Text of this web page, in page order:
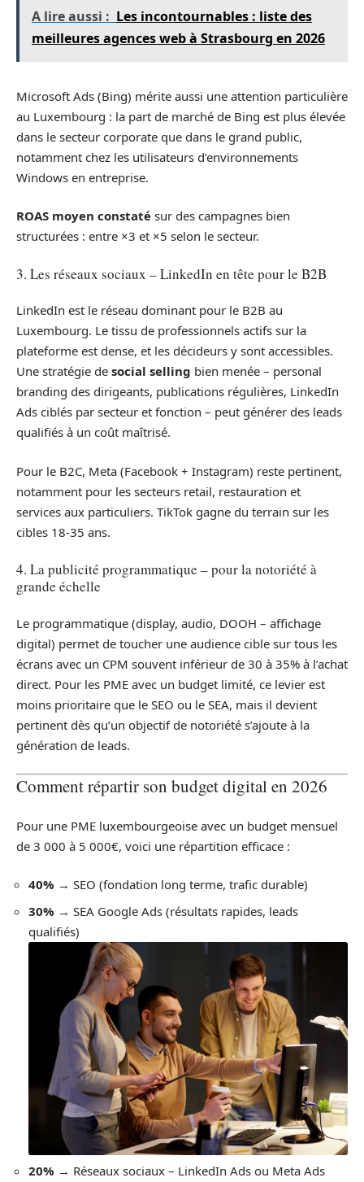
A lire aussi : Les incontournables : liste des
meilleures agences web à Strasbourg en 2026
Microsoft Ads (Bing) mérite aussi une attention particulière
au Luxembourg : la part de marché de Bing est plus élevée
dans le secteur corporate que dans le grand public,
notamment chez les utilisateurs d’environnements
Windows en entreprise.
ROAS moyen constaté sur des campagnes bien
structurées : entre ×3 et ×5 selon le secteur.
3. Les réseaux sociaux – LinkedIn en tête pour le B2B
LinkedIn est le réseau dominant pour le B2B au
Luxembourg. Le tissu de professionnels actifs sur la
plateforme est dense, et les décideurs y sont accessibles.
Une stratégie de social selling bien menée – personal
branding des dirigeants, publications régulières, LinkedIn
Ads ciblés par secteur et fonction – peut générer des leads
qualifiés à un coût maîtrisé.
Pour le B2C, Meta (Facebook + Instagram) reste pertinent,
notamment pour les secteurs retail, restauration et
services aux particuliers. TikTok gagne du terrain sur les
cibles 18-35 ans.
4. La publicité programmatique – pour la notoriété à
grande échelle
Le programmatique (display, audio, DOOH – affichage
digital) permet de toucher une audience cible sur tous les
écrans avec un CPM souvent inférieur de 30 à 35% à l’achat
direct. Pour les PME avec un budget limité, ce levier est
moins prioritaire que le SEO ou le SEA, mais il devient
pertinent dès qu’un objectif de notoriété s’ajoute à la
génération de leads.
Comment répartir son budget digital en 2026
Pour une PME luxembourgeoise avec un budget mensuel
de 3 000 à 5 000€, voici une répartition efficace :
40% → SEO (fondation long terme, trafic durable)
30% → SEA Google Ads (résultats rapides, leads
qualifiés)
20% → Réseaux sociaux – LinkedIn Ads ou Meta Ads